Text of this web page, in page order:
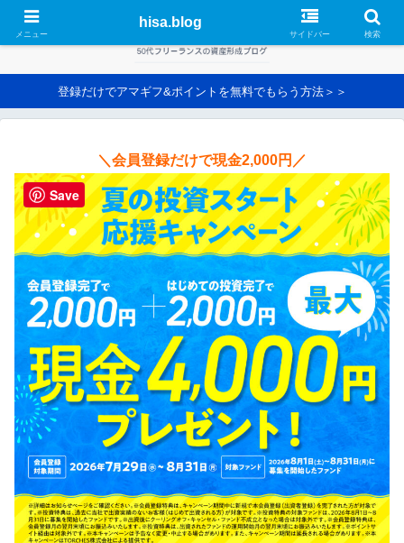
登録だけでアマギフ&ポイントを無料でもらう方法＞＞
＼会員登録だけで現金2,000円／
メニュー
hisa.blog
サイドバー 検索
Save